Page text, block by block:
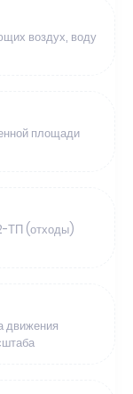
воздух, воду
площади
ТП (отходы)
движения